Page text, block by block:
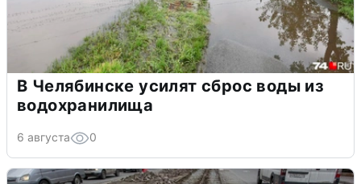
В Челябинске усилят сброс воды из
водохранилища
6 августа 0